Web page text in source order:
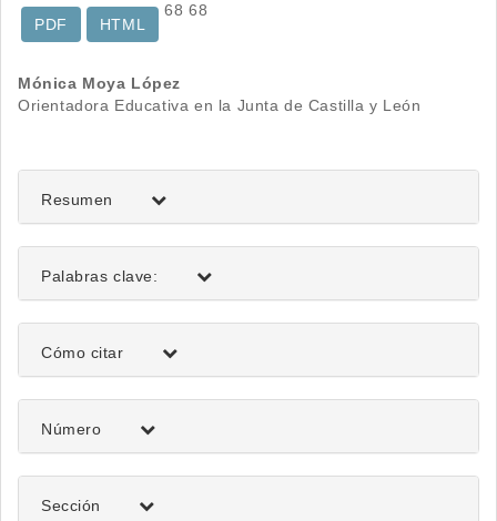
68
PDF
68
HTML
Contenido
del
artículo
Mónica Moya López
Orientadora Educativa en la Junta de Castilla y León
Resumen
Palabras clave:
Detalles
del
artículo
Cómo citar
Número
Sección